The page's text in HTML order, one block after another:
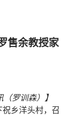
售余教授家
罗训森）】
乡洋头村，召